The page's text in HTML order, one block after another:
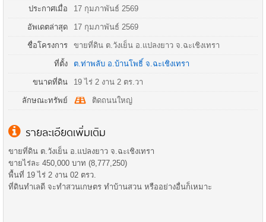
ประกาศเมื่อ 17 กุมภาพันธ์ 2569
อัพเดตล่าสุด 17 กุมภาพันธ์ 2569
ชื่อโครงการ ขายที่ดิน ต.วังเย็น อ.แปลงยาว จ.ฉะเชิงเทรา
ที่ตั้ง ต.ท่าพลับ อ. บ้านโพธิ์ จ. ฉะเชิงเทรา
ขนาดที่ดิน 19 ไร่ 2 งาน 2 ตร.วา
ลักษณะทรัพย์ ติดถนนใหญ่
รายละเอียดเพิ่มเติม
ขายที่ดิน ต.วังเย็น อ.แปลงยาว จ.ฉะเชิงเทรา
ขายไร่ละ 450,000 บาท (8,777,250)
พื้นที่ 19 ไร่ 2 งาน 02 ตรว.
ที่ดินทำเลดี จะทำสวนเกษตร ทำบ้านสวน หรืออย่างอื่นก็เหมาะ